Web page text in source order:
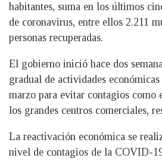
habitantes, suma en los últimos
de coronavirus, entre ellos 2.211
personas recuperadas.
El gobierno inició hace dos
gradual de actividades económicas
marzo para evitar contagios como
los grandes centros comerciales,
La reactivación económica se
nivel de contagios de la COVID-